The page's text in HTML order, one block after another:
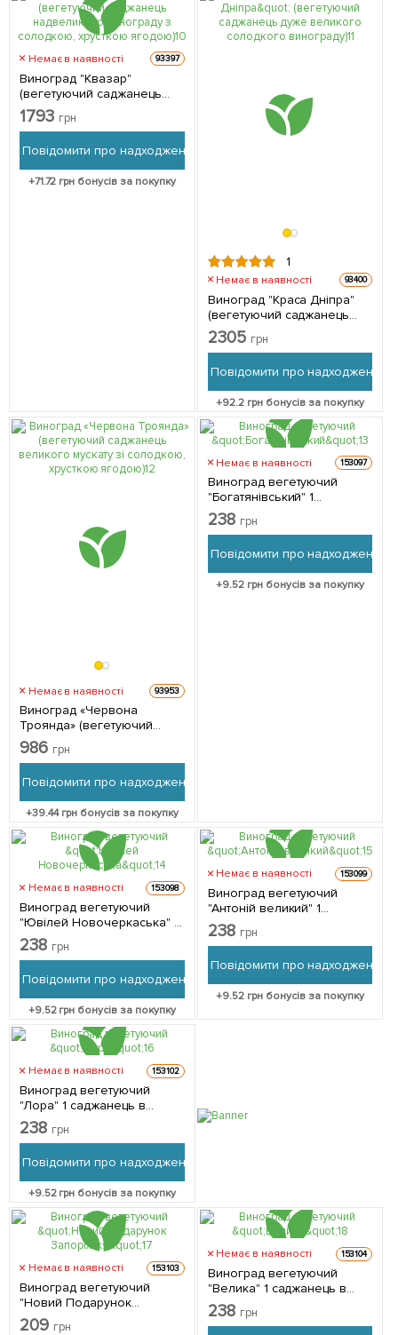
Немає в наявності 93397
Виноград "Квазар"
(вегетуючий саджанець
надвеликого винограду з
солодкою, хрусткою
упаковці
1793 грн
Повідомити про надходження
+71.72 грн бонусів за покупку
1
Немає в наявності 93400
Виноград "Краса Дніпра"
(вегетуючий саджанець
дуже великого солодкого
винограду) 1 саджанець в
2305 грн
Повідомити про надходження
+92.2 грн бонусів за покупку
Немає в наявності 93953
Виноград «Червона
Троянда» (вегетуючий
саджанець великого
мускату зі солодкою,
саджанець в упаковці
986 грн
Повідомити про надходження
+39.44грн бонусів за покупку
Немає в наявності 153097
Виноград вегетуючий
"Богатянівський" 1
саджанець в упаковці
238 грн
Повідомити про надходження
+9.52 грн бонусів за покупку
Немає в наявності 153098
Виноград вегетуючий
"Ювілей Новочеркаська" 1
саджанець в упаковці
238 грн
Повідомити про надходження
+9.52грн бонусів за покупку
Немає в наявності 153099
Виноград вегетуючий
"Антоній великий" 1
саджанець в упаковці
238 грн
Повідомити про надходження
+9.52 грн бонусів за покупку
Немає в наявності 153102
Виноград вегетуючий
"Лора" 1 саджанець в
упаковці
238 грн
Повідомити про надходження
+9.52грн бонусів за покупку
Немає в наявності 153103
Виноград вегетуючий
"Новий Подарунок
Запоріжжя" 1 саджанець в
209 грн
Немає в наявності 153104
Виноград вегетуючий
"Велика" 1 саджанець в
упаковці
238 грн